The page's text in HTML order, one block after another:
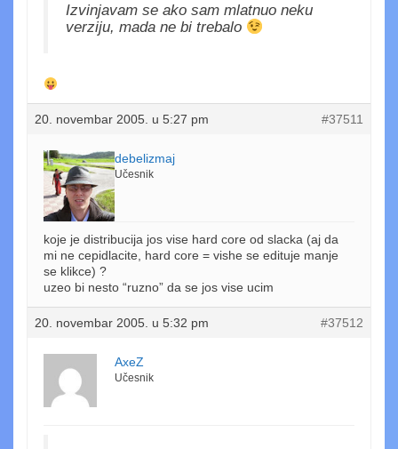
Izvinjavam se ako sam mlatnuo neku
verziju, mada ne bi trebalo
20. novembar 2005. u 5:27 pm #37511
debelizmaj
Učesnik
koje je distribucija jos vise hard core od slacka (aj da
mi ne cepidlacite, hard core = vishe se edituje manje
se klikce) ?
uzeo bi nesto “ruzno” da se jos vise ucim
20. novembar 2005. u 5:32 pm #37512
AxeZ
Učesnik